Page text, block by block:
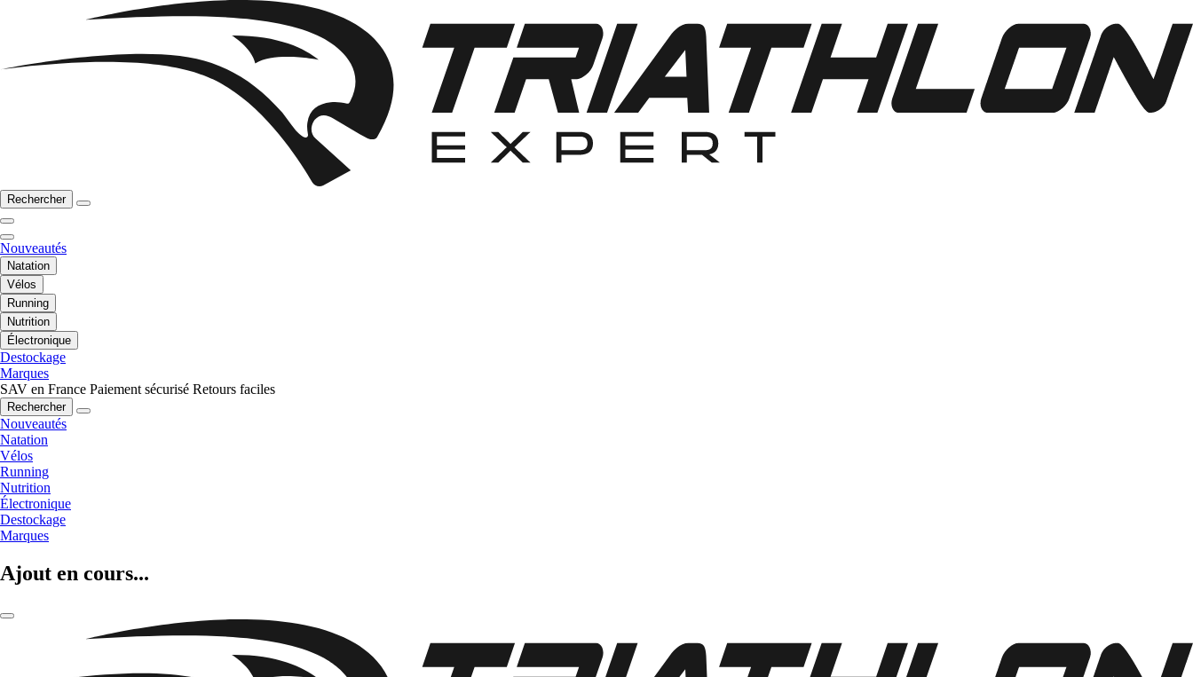
Rechercher
Nouveautés
Natation
Vélos
Running
Nutrition
Électronique
Destockage
Marques
SAV en France Paiement sécurisé Retours faciles
Rechercher
Nouveautés
Natation
Vélos
Running
Nutrition
Électronique
Destockage
Marques
Ajout en cours...